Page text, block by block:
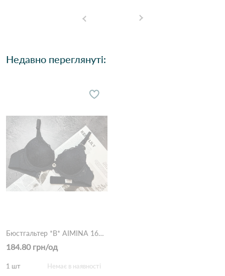
Недавно переглянуті:
Бюстгальтер *B* AIMINA 1695 9,3 Чорний
184.80 грн/од
1 шт Немає в наявності